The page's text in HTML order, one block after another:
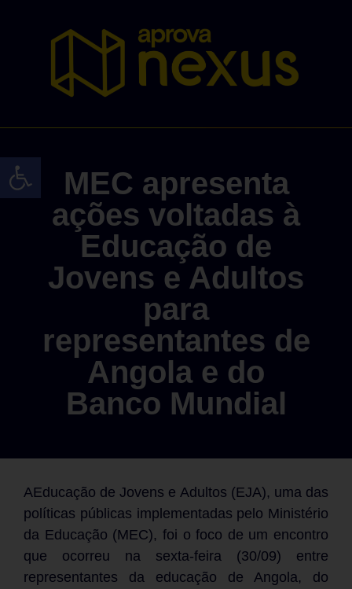
Abrir a barra de ferramentas
MEC apresenta
ações voltadas à
Educação de
Jovens e Adultos
para
representantes de
Angola e do
Banco Mundial
AEducação de Jovens e Adultos (EJA), uma das
políticas públicas implementadas pelo Ministério
da Educação (MEC), foi o foco de um encontro
que ocorreu na sexta-feira (30/09) entre
representantes da educação de Angola, do